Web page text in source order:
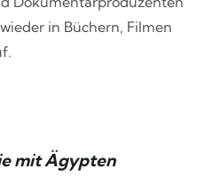
in Büchern, Filmen
mitÄgypten